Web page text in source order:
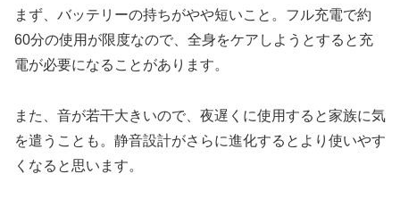
まず、バッテリーの持ちがやや短いこと。フル充電で約
60分の使用が限度なので、全身をケアしようとすると充
電が必要になることがあります。
また、音が若干大きいので、夜遅くに使用すると家族に気
を遣うことも。静音設計がさらに進化するとより使いやす
くなると思います。